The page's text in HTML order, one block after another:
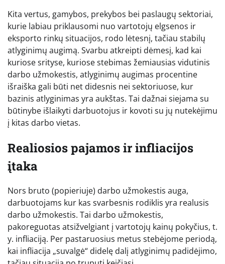
Kita vertus, gamybos, prekybos bei paslaugų sektoriai,
kurie labiau priklausomi nuo vartotojų elgsenos ir
eksporto rinkų situacijos, rodo lėtesnį, tačiau stabilų
atlyginimų augimą. Svarbu atkreipti dėmesį, kad kai
kuriose srityse, kuriose stebimas žemiausias vidutinis
darbo užmokestis, atlyginimų augimas procentine
išraiška gali būti net didesnis nei sektoriuose, kur
bazinis atlyginimas yra aukštas. Tai dažnai siejama su
būtinybe išlaikyti darbuotojus ir kovoti su jų nutekėjimu
į kitas darbo vietas.
Realiosios pajamos ir infliacijos
įtaka
Nors bruto (popieriuje) darbo užmokestis auga,
darbuotojams kur kas svarbesnis rodiklis yra realusis
darbo užmokestis. Tai darbo užmokestis,
pakoreguotas atsižvelgiant į vartotojų kainų pokyčius, t.
y. infliaciją. Per pastaruosius metus stebėjome periodą,
kai infliacija „suvalgė“ didelę dalį atlyginimų padidėjimo,